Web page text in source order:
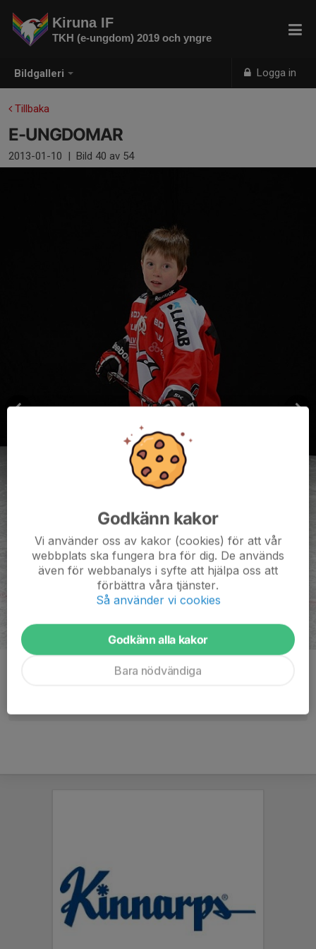
Bildgalleri Logga in
Kiruna IF
TKH (e-ungdom) 2019 och yngre
Tillbaka
E-UNGDOMAR
2013-01-10 | Bild 40 av 54
Godkänn kakor
Vi använder oss av kakor (cookies) för att vår
webbplats ska fungera bra för dig. De används
även för webbanalys i syfte att hjälpa oss att
förbättra våra tjänster.
Så använder vi cookies
Godkänn alla kakor
Bara nödvändiga